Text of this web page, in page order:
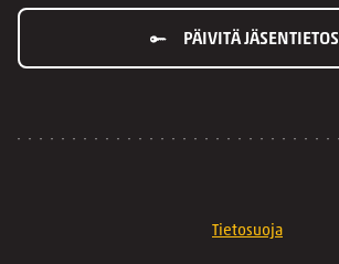
PÄIVITÄ JÄSENTIETOSI
Tietosuoja